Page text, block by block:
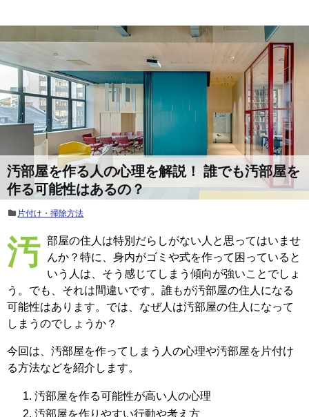
汚部屋を作る人の心理を解説！ 誰でも汚部屋を
作る可能性はあるの？
片付け・掃除方法
汚部屋の住人は特別だらしがない人と思ってはいませ
んか？特に、身内がゴミや式を作って困っていると
いう人は、そう感じてしまう傾向が強いことでしょ
う。でも、それは間違いです。誰もが汚部屋の住人になる
可能性はあります。では、なぜ人は汚部屋の住人になって
しまうのでしょうか？
今回は、汚部屋を作ってしまう人の心理や汚部屋を片付け
る方法などを紹介します。
汚部屋を作る可能性が高い人の心理
汚部屋を作りやすい行動や考え方